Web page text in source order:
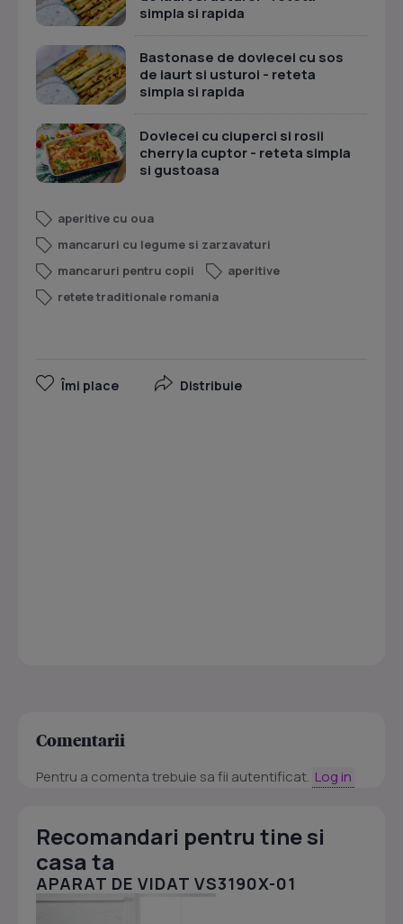
simpla si rapida
Bastonase de dovlecei cu sos
de iaurt si usturoi - reteta
simpla si rapida
Dovlecei cu ciuperci si rosii
cherry la cuptor - reteta simpla
si gustoasa
aperitive cu oua
mancaruri cu legume si zarzavaturi
mancaruri pentru copii
aperitive
retete traditionale romania
Îmi place Distribuie
Comentarii
Pentru a comenta trebuie sa fii autentificat. Log in
Recomandari pentru tine si
casa ta
APARAT DE VIDAT VS3190X-01